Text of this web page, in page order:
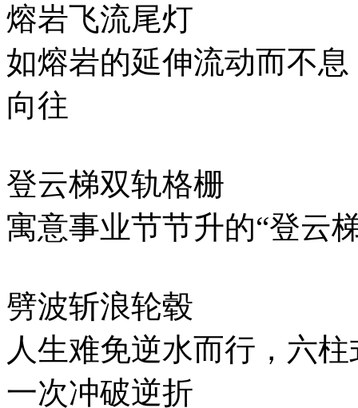
熔岩飞流尾灯
如熔岩的延伸流动而不息
向往
登云梯双轨格栅
寓意事业节节升的“登云梯
劈波斩浪轮毂
人生难免逆水而行，六
一次冲破逆折